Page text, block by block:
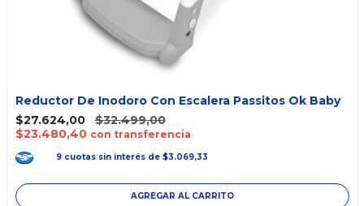
Reductor De Inodoro Con Escalera Passitos Ok Baby
$27.624,00
$32.499,00
$23.480,40 con transferencia
9 cuotas sin interés de $3.069,33